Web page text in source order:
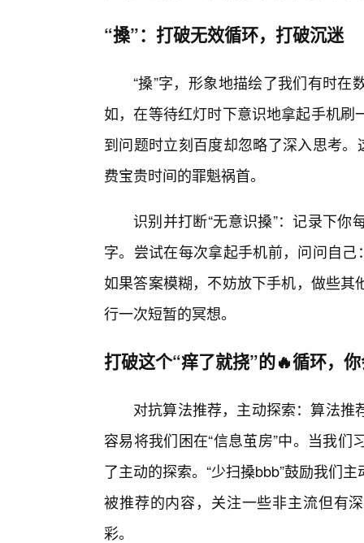
“搡”：打破无效循环，打破沉迷
“搡”字，形象地描绘了我们有时
如，在等待红灯时下意识地拿起手机
到问题时立刻百度却忽略了深入思考
费宝贵时间的罪魁祸首。
识别并打断“无意识搡”：记录下
字。尝试在每次拿起手机前，问问自
如果答案模糊，不妨放下手机，做些
行一次短暂的冥想。
打破这个“痒了就挠”的🔥循环，
对抗算法推荐，主动探索：算法
容易将我们困在“信息茧房”中。当我
了主动的探索。“少扫搡bbb”鼓励我们
被推荐的内容，关注一些非主流但有
彩。